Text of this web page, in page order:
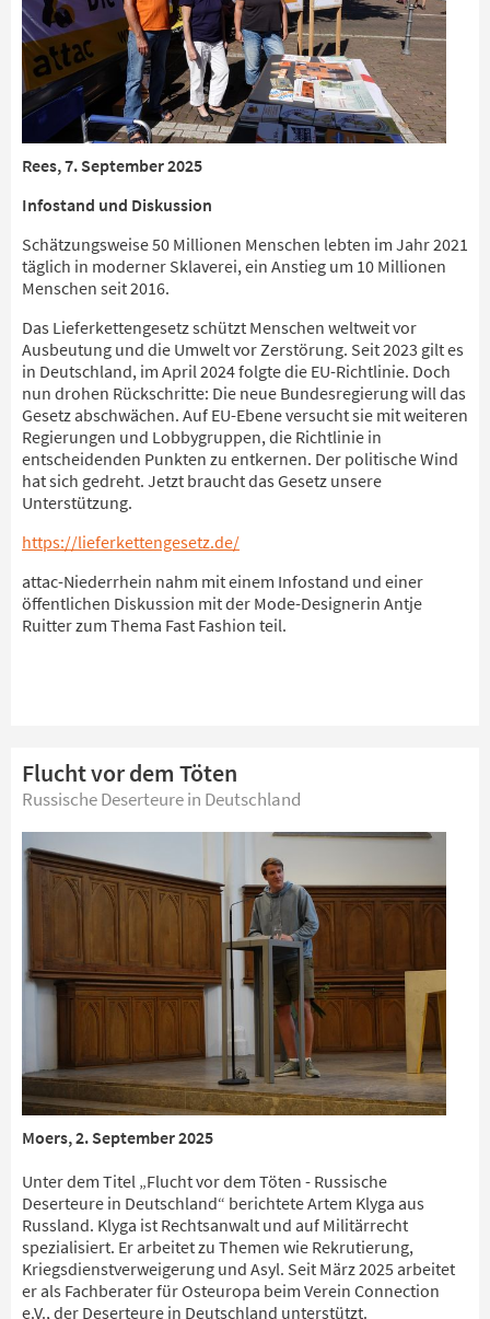
Rees, 7. September 2025
Infostand und Diskussion
Schätzungsweise 50 Millionen Menschen lebten im Jahr 2021
täglich in moderner Sklaverei, ein Anstieg um 10 Millionen
Menschen seit 2016.
Das Lieferkettengesetz schützt Menschen weltweit vor
Ausbeutung und die Umwelt vor Zerstörung. Seit 2023 gilt es
in Deutschland, im April 2024 folgte die EU-Richtlinie. Doch
nun drohen Rückschritte: Die neue Bundesregierung will das
Gesetz abschwächen. Auf EU-Ebene versucht sie mit weiteren
Regierungen und Lobbygruppen, die Richtlinie in
entscheidenden Punkten zu entkernen. Der politische Wind
hat sich gedreht. Jetzt braucht das Gesetz unsere
Unterstützung.
https://lieferkettengesetz.de/
attac-Niederrhein nahm mit einem Infostand und einer
öffentlichen Diskussion mit der Mode-Designerin Antje
Ruitter zum Thema Fast Fashion teil.
Flucht vor dem Töten
Russische Deserteure in Deutschland
Moers, 2. September 2025
Unter dem Titel „Flucht vor dem Töten - Russische
Deserteure in Deutschland“ berichtete Artem Klyga aus
Russland. Klyga ist Rechtsanwalt und auf Militärrecht
spezialisiert. Er arbeitet zu Themen wie Rekrutierung,
Kriegsdienstverweigerung und Asyl. Seit März 2025 arbeitet
er als Fachberater für Osteuropa beim Verein Connection
e.V., der Deserteure in Deutschland unterstützt.